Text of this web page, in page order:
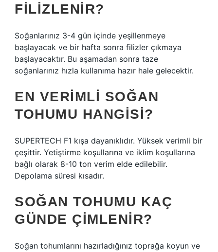
FILIZLENIR?
Soğanlarınız 3-4 gün içinde yeşillenmeye
başlayacak ve bir hafta sonra filizler çıkmaya
başlayacaktır. Bu aşamadan sonra taze
soğanlarınız hızla kullanıma hazır hale gelecektir.
EN VERIMLI SOĞAN
TOHUMU HANGISI?
SUPERTECH F1 kışa dayanıklıdır. Yüksek verimli bir
çeşittir. Yetiştirme koşullarına ve iklim koşullarına
bağlı olarak 8-10 ton verim elde edilebilir.
Depolama süresi kısadır.
SOĞAN TOHUMU KAÇ
GÜNDE ÇIMLENIR?
Soğan tohumlarını hazırladığınız toprağa koyun ve